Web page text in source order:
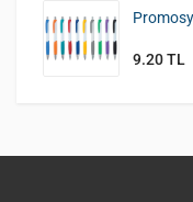
9.20 TL